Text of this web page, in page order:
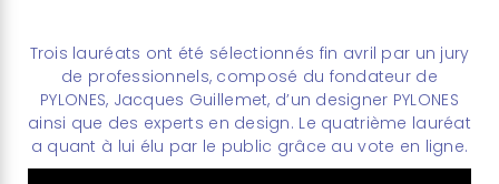
Trois lauréats ont été sélectionnés fin avril par un jury
de professionnels, composé du fondateur de
PYLONES, Jacques Guillemet, d’un designer PYLONES
ainsi que des experts en design. Le quatrième lauréat
a quant à lui élu par le public grâce au vote en ligne.